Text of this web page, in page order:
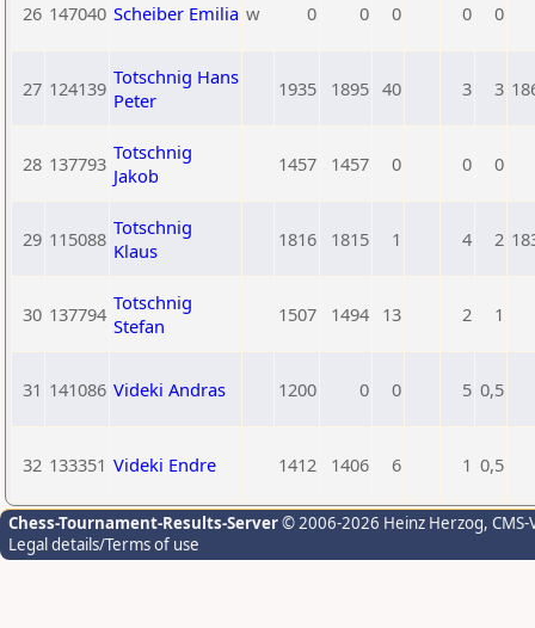
26 147040 Scheiber Emilia w 0 0 0 0 0
27 124139 Totschnig Hans
Peter
1935 1895 40 3 3
28 137793 Totschnig
Jakob
1457 1457 0 0 0
29 115088 Totschnig
Klaus
1816 1815 1 4 2
30 137794 Totschnig
Stefan
1507 1494 13 2 1
31 141086 Videki Andras 1200 0 0 5 0,5
32 133351 Videki Endre 1412 1406 6 1 0,5
Chess-Tournament-Results-Server© 2006-2026 Heinz Herzog,
Legal details/Terms of use